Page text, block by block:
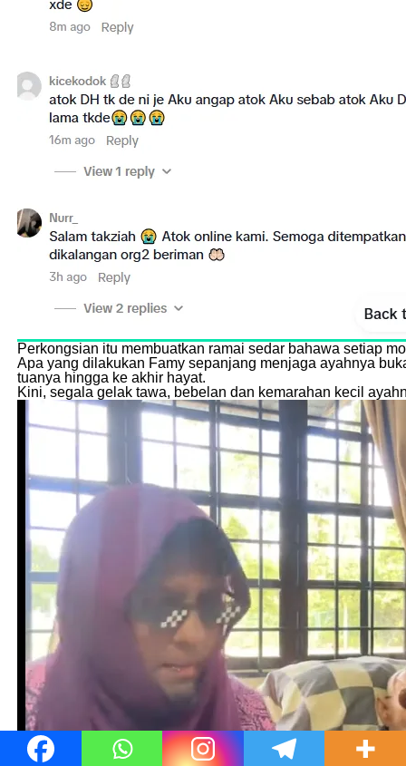
Perkongsian itu membuatkan ramai sedar bahawa setiap
Apa yang dilakukan Famy sepanjang menjaga ayahnya
tuanya hingga ke akhir hayat.
Kini, segala gelak tawa, bebelan dan kemarahan kecil